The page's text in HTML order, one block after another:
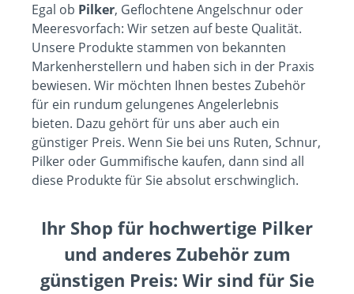
Egal ob Pilker, Geflochtene Angelschnur oder
Meeresvorfach: Wir setzen auf beste Qualität.
Unsere Produkte stammen von bekannten
Markenherstellern und haben sich in der Praxis
bewiesen. Wir möchten Ihnen bestes Zubehör
für ein rundum gelungenes Angelerlebnis
bieten. Dazu gehört für uns aber auch ein
günstiger Preis. Wenn Sie bei uns Ruten, Schnur,
Pilker oder Gummifische kaufen, dann sind all
diese Produkte für Sie absolut erschwinglich.
Ihr Shop für hochwertige Pilker
und anderes Zubehör zum
günstigen Preis: Wir sind für Sie